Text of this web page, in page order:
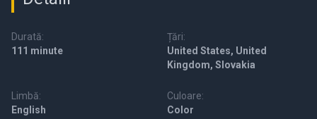
Durată:
111 minute
Țări:
United States, United
Kingdom, Slovakia
Limbă:
English
Culoare:
Color